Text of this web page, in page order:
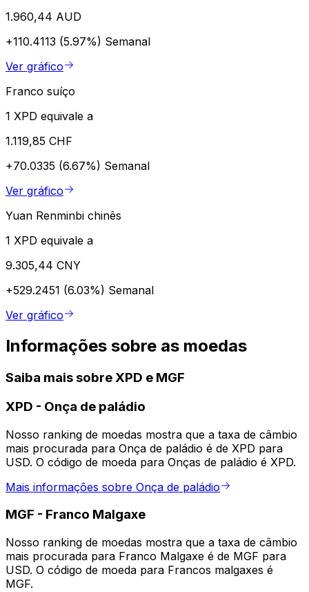
1.960,44 AUD
+110.4113 (5.97%) Semanal
Ver gráfico
Franco suíço
1 XPD equivale a
1.119,85 CHF
+70.0335 (6.67%) Semanal
Ver gráfico
Yuan Renminbi chinês
1 XPD equivale a
9.305,44 CNY
+529.2451 (6.03%) Semanal
Ver gráfico
Informações sobre as moedas
Saiba mais sobre XPD e MGF
XPD - Onça de paládio
Nosso ranking de moedas mostra que a taxa de câmbio
mais procurada para Onça de paládio é de XPD para
USD. O código de moeda para Onças de paládio é XPD.
Mais informações sobre Onça de paládio
MGF - Franco Malgaxe
Nosso ranking de moedas mostra que a taxa de câmbio
mais procurada para Franco Malgaxe é de MGF para
USD. O código de moeda para Francos malgaxes é
MGF.